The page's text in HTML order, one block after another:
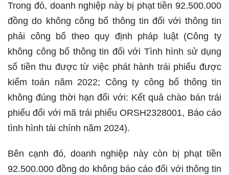
Trong đó, doanh nghiệp này bị phạt tiền 92.500.000
đồng do không công bố thông tin đối với thông tin
phải công bố theo quy định pháp luật (Công ty
không công bố thông tin đối với Tình hình sử dụng
số tiền thu được từ việc phát hành trái phiếu được
kiểm toán năm 2022; Công ty công bố thông tin
không đúng thời hạn đối với: Kết quả chào bán trái
phiếu đối với mã trái phiếu ORSH2328001, Báo cáo
tình hình tài chính năm 2024).
Bên cạnh đó, doanh nghiệp này còn bị phạt tiền
92.500.000 đồng do không báo cáo đối với thông tin